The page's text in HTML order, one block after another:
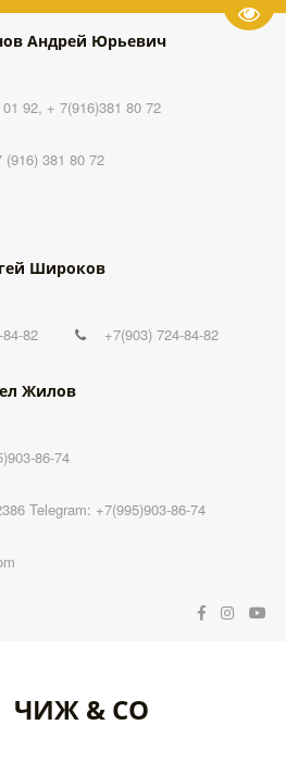
Андрей Юрьевич
92, + 7(916)381 80 72
(916) 381 80 72
Широков
82 +7(903) 724-84-82
Жилов
86-74
Telegram: +7(995)903-86-74
ЧИЖ & CO